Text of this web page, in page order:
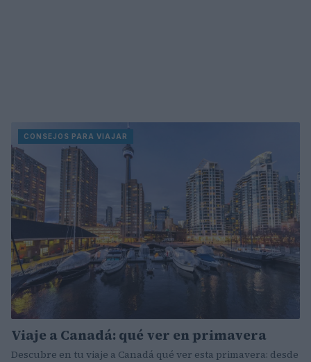
CONSEJOS PARA VIAJAR
Viaje a Canadá: qué ver en primavera
Descubre en tu viaje a Canadá qué ver esta primavera: desde